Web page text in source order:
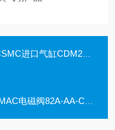
CDM2YE32-50Z/CDM2B25-100
82A-AA-CAA-TM-DAAP-4DA